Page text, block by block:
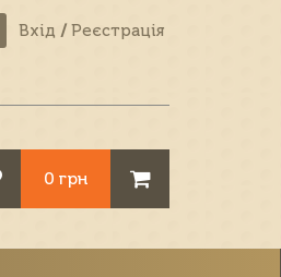
Вхід / Реєстрація
0 грн